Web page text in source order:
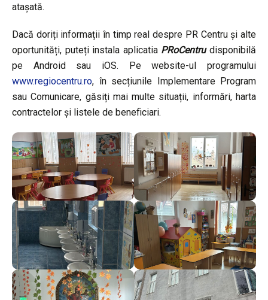
atașată.
Dacă doriți informații în timp real despre PR Centru și alte
oportunități, puteți instala aplicatia PRoCentrudisponibilă
pe Android sau iOS. Pe website-ul programului
www.regiocentru.ro, în secțiunile Implementare Program
sau Comunicare, găsiți mai multe situații, informări, harta
contractelor și listele de beneficiari.